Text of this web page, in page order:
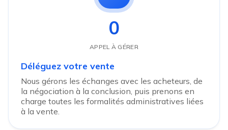
0
APPEL À GÉRER
Déléguez votre vente
Nous gérons les échanges avec les acheteurs, de
la négociation à la conclusion, puis prenons en
charge toutes les formalités administratives liées
à la vente.